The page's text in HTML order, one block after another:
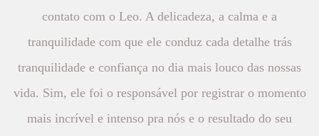
contato com o Leo. A delicadeza, a calma e a
tranquilidade com que ele conduz cada detalhe trás
tranquilidade e confiança no dia mais louco das nossas
vida. Sim, ele foi o responsável por registrar o momento
mais incrível e intenso pra nós e o resultado do seu